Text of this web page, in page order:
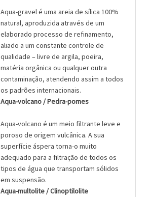
Aqua-gravel é uma areia de sílica 100%
natural, aproduzida através de um
elaborado processo de refinamento,
aliado a um constante controle de
qualidade – livre de argila, poeira,
matéria orgânica ou qualquer outra
contaminação, atendendo assim a todos
os padrões internacionais.
Aqua-volcano / Pedra-pomes
Aqua-volcano é um meio filtrante leve e
poroso de origem vulcânica. A sua
superfície áspera torna-o muito
adequado para a filtração de todos os
tipos de água que transportam sólidos
em suspensão.
Aqua-multolite / Clinoptilolite